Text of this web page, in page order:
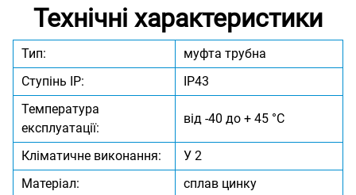
Технічні характеристики
Тип:
муфта трубна
Ступінь IP:
IP43
Температура
експлуатації:
від -40 до + 45 °C
Кліматичне виконання:
У 2
Матеріал:
сплав цинку